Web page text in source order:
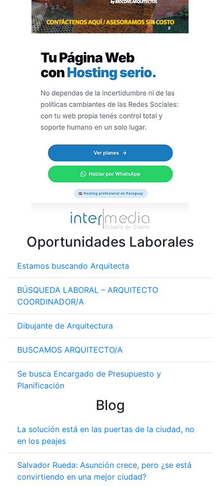
Oportunidades Laborales
Estamos buscando Arquitecta
BÚSQUEDA LABORAL – ARQUITECTO
COORDINADOR/A
Dibujante de Arquitectura
BUSCAMOS ARQUITECTO/A
Se busca Encargado de Presupuesto y
Planificación
Blog
La solución está en las puertas de la ciudad, no
en los peajes
Salvador Rueda: Asunción crece, pero ¿se está
convirtiendo en una mejor ciudad?